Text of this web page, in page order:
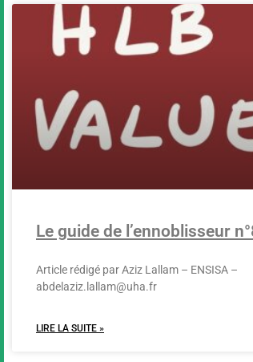
Le guide de l’ennoblisseur
Article rédigé par Aziz Lallam – ENSISA –
abdelaziz.lallam@uha.fr
LIRE LA SUITE »